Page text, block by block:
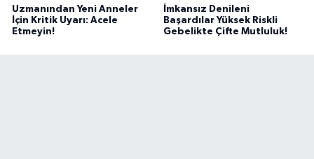
Uzmanından Yeni Anneler
İçin Kritik Uyarı: Acele
Etmeyin!
İmkansız Denileni
Başardılar Yüksek Riskli
Gebelikte Çifte Mutluluk!